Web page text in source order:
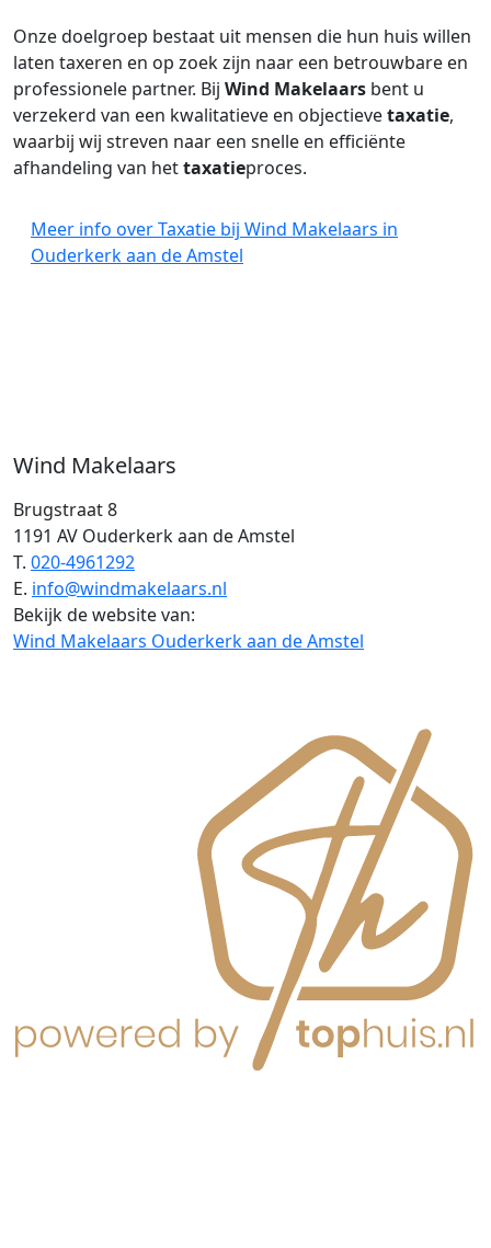
Wind Makelaars
Brugstraat 8
1191 AV Ouderkerk aan de Amstel
T. 020-4961292
E. info@windmakelaars.nl
Bekijk de website van:
Wind Makelaars Ouderkerk aan de Amstel
Onze doelgroep bestaat uit mensen die hun huis willen
laten taxeren en op zoek zijn naar een betrouwbare en
professionele partner. Bij Wind Makelaars bent u
verzekerd van een kwalitatieve en objectievetaxatie,
waarbij wij streven naar een snelle en efficiënte
afhandeling van hettaxatieproces.
Meer info over Taxatie bij Wind Makelaars in
Ouderkerk aan de Amstel